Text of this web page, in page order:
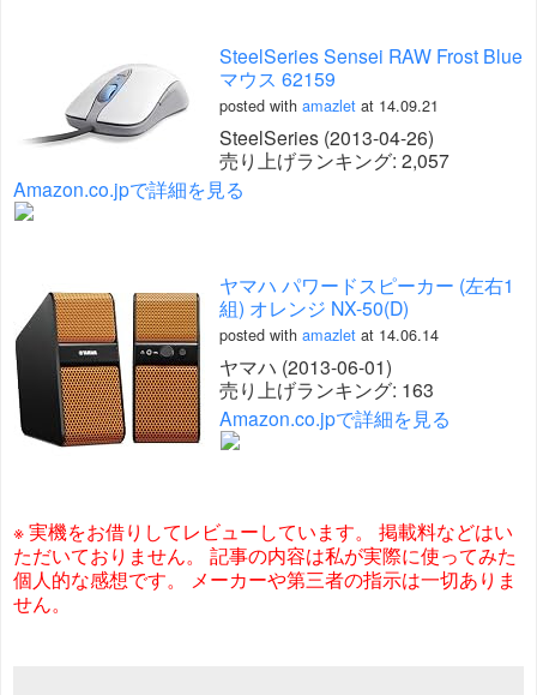
SteelSeries Sensei RAW Frost Blue
マウス 62159
posted with amazlet at 14.09.21
SteelSeries (2013-04-26)
売り上げランキング: 2,057
Amazon.co.jpで詳細を見る
ヤマハ パワードスピーカー (左右1
組) オレンジ NX-50(D)
posted with amazlet at 14.06.14
ヤマハ (2013-06-01)
売り上げランキング: 163
Amazon.co.jpで詳細を見る
※ 実機をお借りしてレビューしています。 掲載料などはい
ただいておりません。 記事の内容は私が実際に使ってみた
個人的な感想です。 メーカーや第三者の指示は一切ありま
せん。